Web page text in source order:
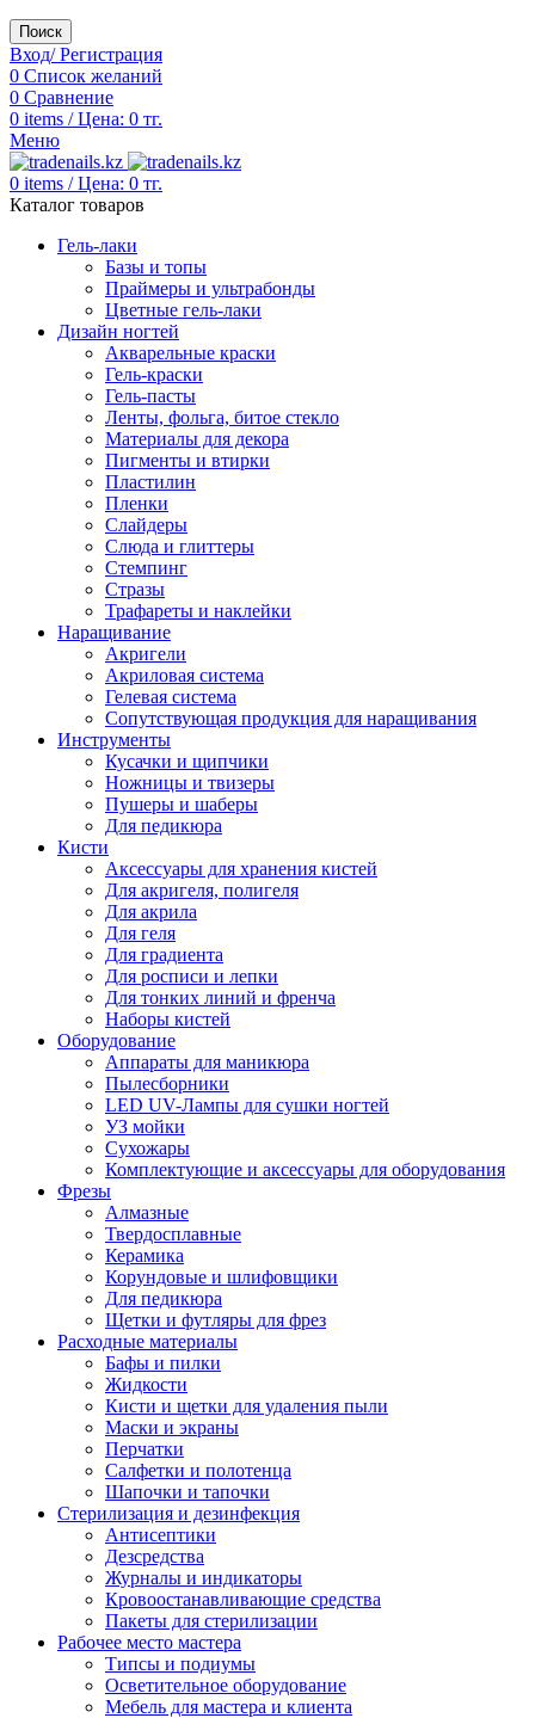
Поиск
Вход/ Регистрация
0 Список желаний
0 Сравнение
0 items / Цена: 0 тг.
Меню
0 items / Цена: 0 тг.
Каталог товаров
Гель-лаки
Базы и топы
Праймеры и ультрабонды
Цветные гель-лаки
Дизайн ногтей
Акварельные краски
Гель-краски
Гель-пасты
Ленты, фольга, битое стекло
Материалы для декора
Пигменты и втирки
Пластилин
Пленки
Слайдеры
Слюда и глиттеры
Стемпинг
Стразы
Трафареты и наклейки
Наращивание
Акригели
Акриловая система
Гелевая система
Сопутствующая продукция для наращивания
Инструменты
Кусачки и щипчики
Ножницы и твизеры
Пушеры и шаберы
Для педикюра
Кисти
Аксессуары для хранения кистей
Для акригеля, полигеля
Для акрила
Для геля
Для градиента
Для росписи и лепки
Для тонких линий и френча
Наборы кистей
Оборудование
Аппараты для маникюра
Пылесборники
LED UV-Лампы для сушки ногтей
УЗ мойки
Сухожары
Комплектующие и аксессуары для оборудования
Фрезы
Алмазные
Твердосплавные
Керамика
Корундовые и шлифовщики
Для педикюра
Щетки и футляры для фрез
Расходные материалы
Бафы и пилки
Жидкости
Кисти и щетки для удаления пыли
Маски и экраны
Перчатки
Салфетки и полотенца
Шапочки и тапочки
Стерилизация и дезинфекция
Антисептики
Дезсредства
Журналы и индикаторы
Кровоостанавливающие средства
Пакеты для стерилизации
Рабочее место мастера
Типсы и подиумы
Осветительное оборудование
Мебель для мастера и клиента